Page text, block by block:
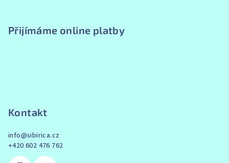
Přijímáme online platby
Kontakt
info@sibirica.cz
+420 602 476 762